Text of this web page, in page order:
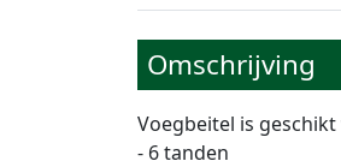
Omschrijving
Voegbeitel is
- 6 tanden